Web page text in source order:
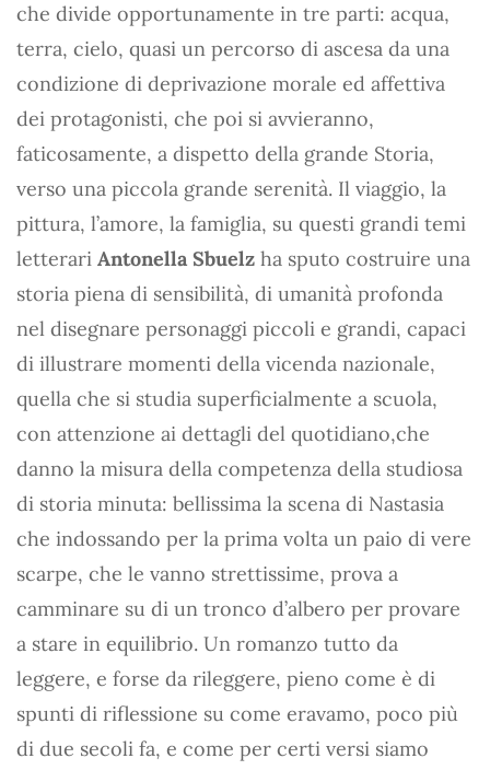
che divide opportunamente in tre parti: acqua,
terra, cielo, quasi un percorso di ascesa da una
condizione di deprivazione morale ed affettiva
dei protagonisti, che poi si avvieranno,
faticosamente, a dispetto della grande Storia,
verso una piccola grande serenità. Il viaggio, la
pittura, l’amore, la famiglia, su questi grandi temi
letterari Antonella Sbuelz ha sputo costruire una
storia piena di sensibilità, di umanità profonda
nel disegnare personaggi piccoli e grandi, capaci
di illustrare momenti della vicenda nazionale,
quella che si studia superficialmente a scuola,
con attenzione ai dettagli del quotidiano,che
danno la misura della competenza della studiosa
di storia minuta: bellissima la scena di Nastasia
che indossando per la prima volta un paio di vere
scarpe, che le vanno strettissime, prova a
camminare su di un tronco d’albero per provare
a stare in equilibrio. Un romanzo tutto da
leggere, e forse da rileggere, pieno come è di
spunti di riflessione su come eravamo, poco più
di due secoli fa, e come per certi versi siamo